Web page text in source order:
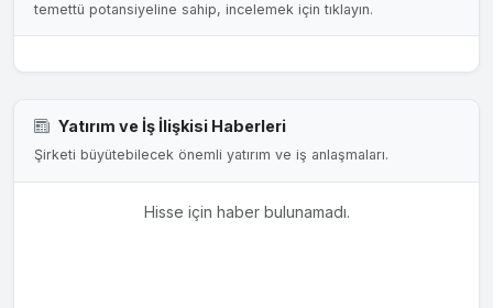
temettü potansiyeline sahip, incelemek için tıklayın.
Yatırım ve İş İlişkisi Haberleri
Şirketi büyütebilecek önemli yatırım ve iş anlaşmaları.
Hisse için haber bulunamadı.